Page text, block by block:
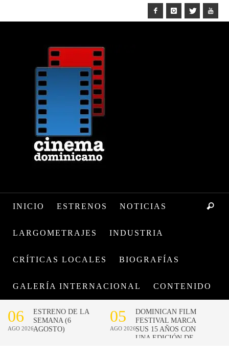
INICIO ESTRENOS NOTICIAS
LARGOMETRAJES INDUSTRIA
CRÍTICAS LOCALES BIOGRAFÍAS
GALERÍA INTERNACIONAL CONTENIDO